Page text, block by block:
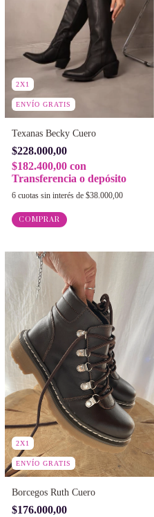
2X1
ENVÍO GRATIS
Texanas Becky Cuero
$228.000,00
$182.400,00 con
Transferencia o depósito
6 cuotas sin interés de $38.000,00
COMPRAR
2X1
ENVÍO GRATIS
Borcegos Ruth Cuero
$176.000,00